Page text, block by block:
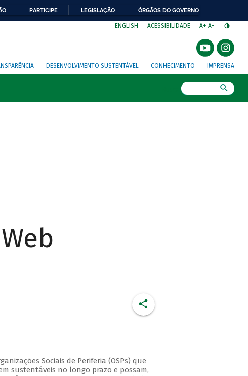
PARTICIPE LEGISLAÇÃO ÓRGÃOS DO GOVERNO
ENGLISH ACESSIBILIDADE A+ A-
DESENVOLVIMENTO SUSTENTÁVEL CONHECIMENTO IMPRENSA
Sociais de Periferia (OSPs) que
sustentáveis no longo prazo e possam,